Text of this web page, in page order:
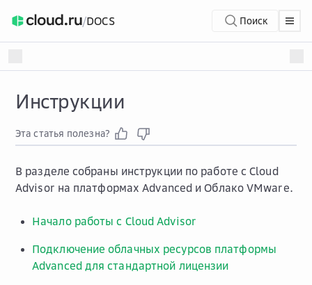
/DOCS Поиск
Инструкции
Эта статья полезна?
В разделе собраны инструкции по работе с Cloud
Advisor на платформах Advanced и Облако VMware.
Начало работы с Cloud Advisor
Подключение облачных ресурсов платформы
Advanced для стандартной лицензии